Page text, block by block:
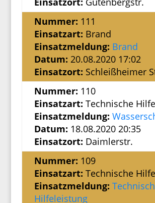
Nummer: 111
Einsatzart: Brand
Einsatzmeldung: Brand
Datum: 20.08.2020 17:02
Einsatzort: Schleißheimer
Nummer: 110
Einsatzart: Technische
Einsatzmeldung:
Datum: 18.08.2020 20:35
Einsatzort: Daimlerstr.
Nummer: 109
Einsatzart: Technische
Einsatzmeldung:
Hilfeleistung